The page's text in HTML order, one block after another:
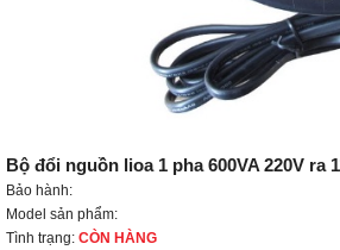
Bộ đổi nguồn lioa 1 pha 600VA 220V ra
Bảo hành:
Model sản phẩm:
Tình trạng: CÒN HÀNG